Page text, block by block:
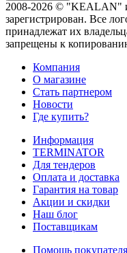
2008-2026 © "KEALAN"
зарегистрирован. Все
принадлежат их
запрещены к
Компания
О магазине
Стать партнером
Новости
Где купить?
Информация
TERMINATOR
Для тендеров
Оплата и доставка
Гарантия на товар
Акции и скидки
Наш блог
Поставщикам
Помощь